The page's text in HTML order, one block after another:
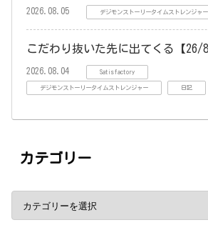
2026.08.05 デジモンストーリータイムストレンジャー
こだわり抜いた先に出てくる【26/
2026.08.04 Satisfactory
デジモンストーリータイムストレンジャー 日記
カテゴリー